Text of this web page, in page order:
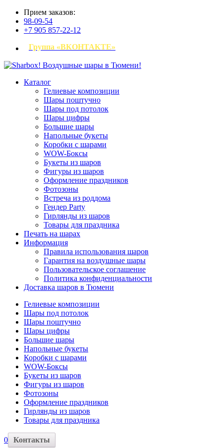
Прием заказов:
98-09-54
+7 905 857-22-12
Группа «ВКОНТАКТЕ»
Каталог
Гелиевые композиции
Шары поштучно
Шары под потолок
Шары цифры
Большие шары
Напольные букеты
Коробки с шарами
WOW-Боксы
Букеты из шаров
Фигуры из шаров
Оформление праздников
Фотозоны
Встреча из роддома
Гендер Party
Гирлянды из шаров
Товары для праздника
Печать на шарах
Информация
Правила использования шаров
Гарантия на воздушные шары
Пользовательское соглашение
Политика конфиденциальности
Доставка шаров в Тюмени
Гелиевые композиции
Шары под потолок
Шары поштучно
Шары цифры
Большие шары
Напольные букеты
Коробки с шарами
WOW-Боксы
Букеты из шаров
Фигуры из шаров
Фотозоны
Оформление праздников
Гирлянды из шаров
Товары для праздника
0 Контакты